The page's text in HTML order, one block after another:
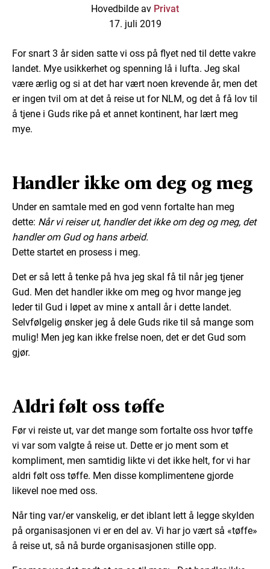
Hovedbilde av Privat
17. juli 2019
For snart 3 år siden satte vi oss på flyet ned til dette vakre
landet. Mye usikkerhet og spenning lå i lufta. Jeg skal
være ærlig og si at det har vært noen krevende år, men det
er ingen tvil om at det å reise ut for NLM, og det å få lov til
å tjene i Guds rike på et annet kontinent, har lært meg
mye.
Handler ikke om deg og meg
Under en samtale med en god venn fortalte han meg
dette: Når vi reiser ut, handler det ikke om deg og meg, det
handler om Gud og hans arbeid.
Dette startet en prosess i meg.
Det er så lett å tenke på hva jeg skal få til når jeg tjener
Gud. Men det handler ikke om meg og hvor mange jeg
leder til Gud i løpet av mine x antall år i dette landet.
Selvfølgelig ønsker jeg å dele Guds rike til så mange som
mulig! Men jeg kan ikke frelse noen, det er det Gud som
gjør.
Aldri følt oss tøffe
Før vi reiste ut, var det mange som fortalte oss hvor tøffe
vi var som valgte å reise ut. Dette er jo ment som et
kompliment, men samtidig likte vi det ikke helt, for vi har
aldri følt oss tøffe. Men disse komplimentene gjorde
likevel noe med oss.
Når ting var/er vanskelig, er det iblant lett å legge skylden
på organisasjonen vi er en del av. Vi har jo vært så «tøffe»
å reise ut, så nå burde organisasjonen stille opp.